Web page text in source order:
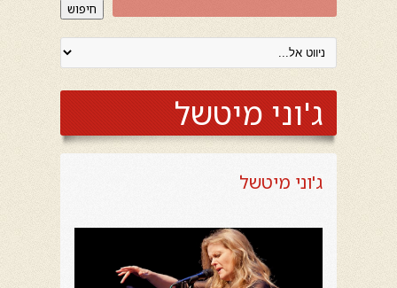
חיפוש
ג'וני מיטשל
ג'וני מיטשל